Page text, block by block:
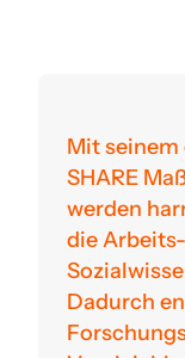
Mit
SHARE
werden
die
Dadurch